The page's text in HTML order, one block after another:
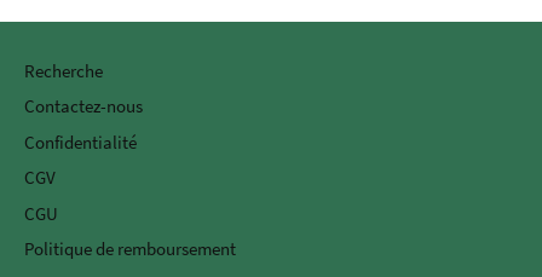
Recherche
Contactez-nous
Confidentialité
CGV
CGU
Politique de remboursement